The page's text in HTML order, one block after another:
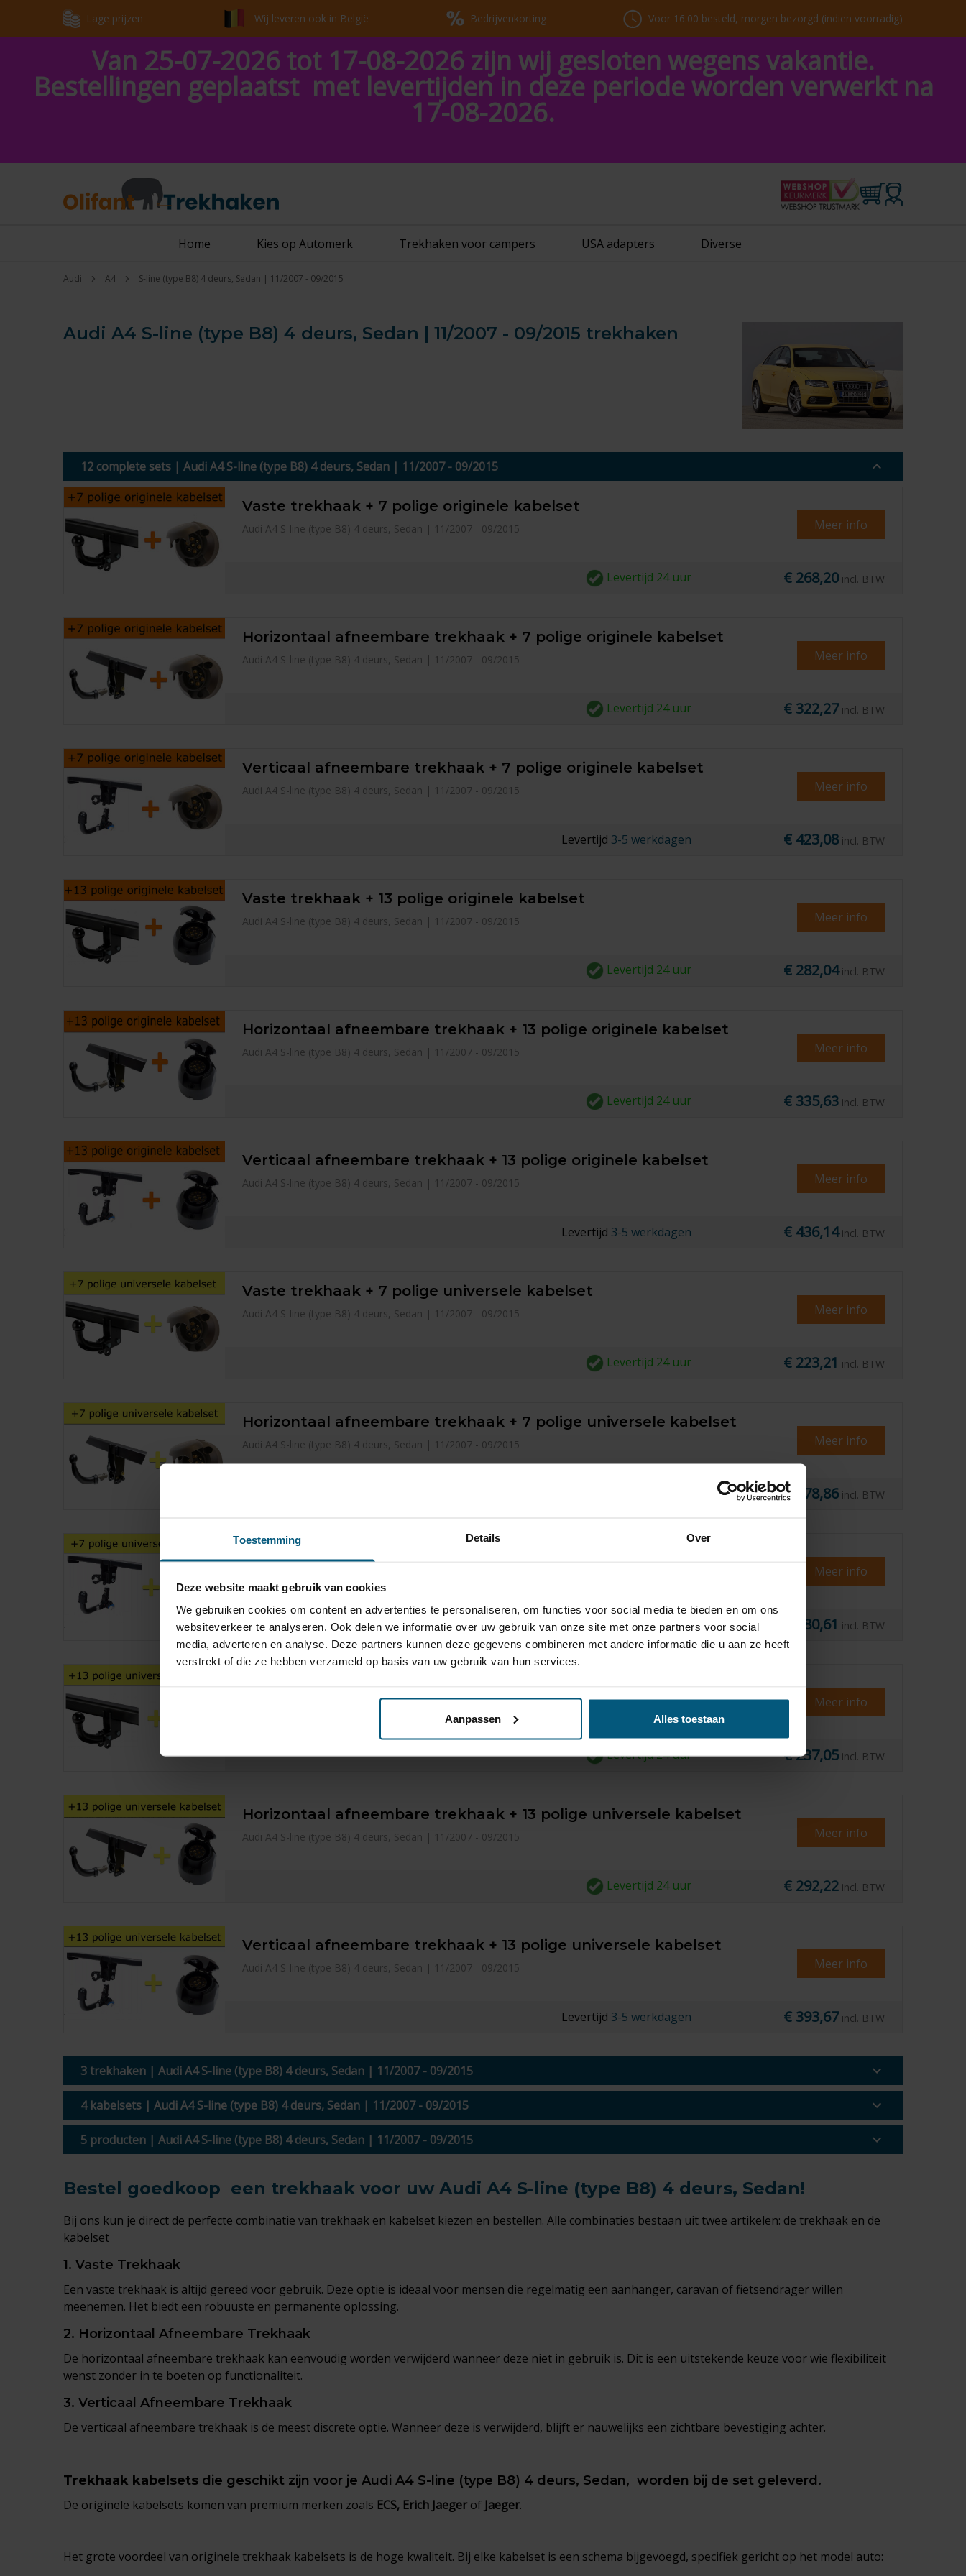
Toestemming Details Over
Deze website maakt gebruik van cookies
We gebruiken cookies om content en advertenties te personaliseren, om functies voor social media te bieden en om ons
websiteverkeer te analyseren. Ook delen we informatie over uw gebruik van onze site met onze partners voor social
media, adverteren en analyse. Deze partners kunnen deze gegevens combineren met andere informatie die u aan ze heeft
verstrekt of die ze hebben verzameld op basis van uw gebruik van hun services.
Aanpassen Alles toestaan
Lage prijzen Wij leveren ook in België Bedrijvenkorting Voor 16:00 besteld, morgen bezorgd (indien voorradig)
Van 25-07-2026 tot 17-08-2026 zijn wij gesloten wegens vakantie.
Bestellingen geplaatst met levertijden in deze periode worden verwerkt na
17-08-2026.
Home Kies op Automerk Trekhaken voor campers USA adapters Diverse
Audi A4 S-line (type B8) 4 deurs, Sedan | 11/2007 - 09/2015
Audi A4 S-line (type B8) 4 deurs, Sedan | 11/2007 - 09/2015 trekhaken
12 complete sets | Audi A4 S-line (type B8) 4 deurs, Sedan | 11/2007 - 09/2015
Vaste trekhaak + 7 polige originele kabelset
Audi A4 S-line (type B8) 4 deurs, Sedan | 11/2007 - 09/2015 Meer info
Levertijd 24 uur € 268,20 incl. BTW
Horizontaal afneembare trekhaak + 7 polige originele kabelset
Audi A4 S-line (type B8) 4 deurs, Sedan | 11/2007 - 09/2015 Meer info
Levertijd 24 uur € 322,27 incl. BTW
Verticaal afneembare trekhaak + 7 polige originele kabelset
Audi A4 S-line (type B8) 4 deurs, Sedan | 11/2007 - 09/2015 Meer info
Levertijd 3-5 werkdagen € 423,08 incl. BTW
Vaste trekhaak + 13 polige originele kabelset
Audi A4 S-line (type B8) 4 deurs, Sedan | 11/2007 - 09/2015 Meer info
Levertijd 24 uur € 282,04 incl. BTW
Horizontaal afneembare trekhaak + 13 polige originele kabelset
Audi A4 S-line (type B8) 4 deurs, Sedan | 11/2007 - 09/2015 Meer info
Levertijd 24 uur € 335,63 incl. BTW
Verticaal afneembare trekhaak + 13 polige originele kabelset
Audi A4 S-line (type B8) 4 deurs, Sedan | 11/2007 - 09/2015 Meer info
Levertijd 3-5 werkdagen € 436,14 incl. BTW
Vaste trekhaak + 7 polige universele kabelset
Audi A4 S-line (type B8) 4 deurs, Sedan | 11/2007 - 09/2015 Meer info
Levertijd 24 uur € 223,21 incl. BTW
Horizontaal afneembare trekhaak + 7 polige universele kabelset
Audi A4 S-line (type B8) 4 deurs, Sedan | 11/2007 - 09/2015 Meer info
€ 278,86 incl. BTW
Meer info
Levertijd3-5 werkdagen € 380,61 incl. BTW
Meer info
Levertijd24 uur € 237,05 incl. BTW
Horizontaal afneembare trekhaak + 13 polige universele kabelset
Audi A4 S-line (type B8) 4 deurs, Sedan | 11/2007 - 09/2015 Meer info
Levertijd 24 uur € 292,22 incl. BTW
Verticaal afneembare trekhaak + 13 polige universele kabelset
Audi A4 S-line (type B8) 4 deurs, Sedan | 11/2007 - 09/2015 Meer info
Levertijd 3-5 werkdagen € 393,67 incl. BTW
3 trekhaken | Audi A4 S-line (type B8) 4 deurs, Sedan | 11/2007 - 09/2015
4 kabelsets | Audi A4 S-line (type B8) 4 deurs, Sedan | 11/2007 - 09/2015
5 producten | Audi A4 S-line (type B8) 4 deurs, Sedan | 11/2007 - 09/2015
Bestel goedkoop een trekhaak voor uw Audi A4 S-line (type B8) 4 deurs, Sedan!
Bij ons kun je direct de perfecte combinatie van trekhaak en kabelset kiezen en bestellen. Alle combinaties bestaan uit twee artikelen: de trekhaak en de
kabelset
1. Vaste Trekhaak
Een vaste trekhaak is altijd gereed voor gebruik. Deze optie is ideaal voor mensen die regelmatig een aanhanger, caravan of fietsendrager willen
meenemen. Het biedt een robuuste en permanente oplossing.
2. Horizontaal Afneembare Trekhaak
De horizontaal afneembare trekhaak kan eenvoudig worden verwijderd wanneer deze niet in gebruik is. Dit is een uitstekende keuze voor wie flexibiliteit
wenst zonder in te boeten op functionaliteit.
3. Verticaal Afneembare Trekhaak
De verticaal afneembare trekhaak is de meest discrete optie. Wanneer deze is verwijderd, blijft er nauwelijks een zichtbare bevestiging achter.
Trekhaak kabelsets die geschikt zijn voor je Audi A4 S-line (type B8) 4 deurs, Sedan, worden bij de set geleverd.
De originele kabelsets komen van premium merken zoals ECS, Erich Jaeger of Jaeger.
Het grote voordeel van originele trekhaak kabelsets is de hoge kwaliteit. Bij elke kabelset is een schema bijgevoegd, specifiek gericht op het model auto: